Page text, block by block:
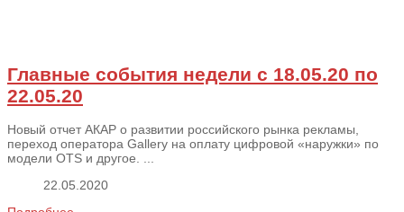
Главные события недели с 18.05.20 по
22.05.20
Новый отчет АКАР о развитии российского рынка рекламы,
переход оператора Gallery на оплату цифровой «наружки» по
модели OTS и другое. ...
22.05.2020